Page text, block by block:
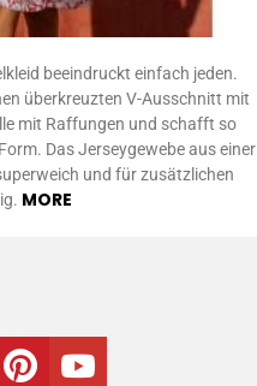
beeindruckt einfach jeden.
überkreuzten V-Ausschnitt mit
mit Raffungen und schafft so
Das Jerseygewebe aus einer
und für zusätzlichen
MORE
pinterestyoutube